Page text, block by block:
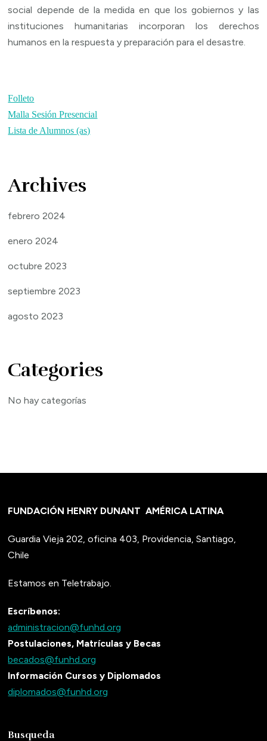
social depende de la medida en que los gobiernos y las
instituciones humanitarias incorporan los derechos
humanos en la respuesta y preparación para el desastre.
Folleto
Malla Sesión Presencial
Lista de Alumnos (as)
Archives
febrero 2024
enero 2024
octubre 2023
septiembre 2023
agosto 2023
Categories
No hay categorías
FUNDACIÓN HENRY DUNANTAMÉRICA LATINA
Guardia Vieja 202, oficina 403, Providencia, Santiago,
Chile
Estamos en Teletrabajo.
Escríbenos:
administracion@funhd.org
Postulaciones, Matrículas y Becas
becados@funhd.org
Información Cursos y Diplomados
diplomados@funhd.org
Busqueda